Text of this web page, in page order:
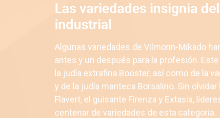
Las variedades insignia
industrial
Algunas variedades de Vilmorin-Mikado
antes y un después para la profesión.
la judía extrafina Booster, así como de la
y de la judía manteca Borsalino. Sin olvidar
Flavert, el guisante Firenza y Extasia,
centenar de variedades de esta categoría.